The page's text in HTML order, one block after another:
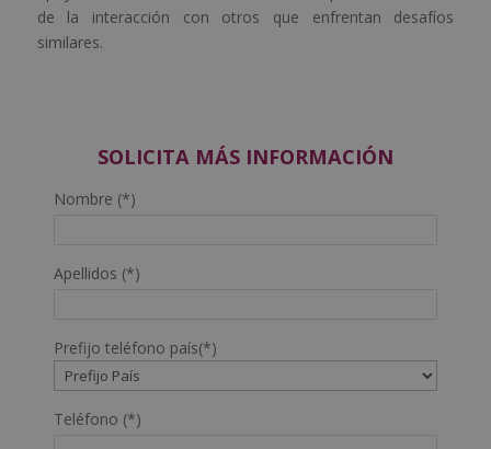
de la interacción con otros que enfrentan desafíos
similares.
SOLICITA MÁS INFORMACIÓN
Nombre (*)
Apellidos (*)
Prefijo teléfono país(*)
Teléfono (*)